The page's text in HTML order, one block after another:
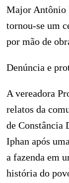
Major Antônio
tornou-se um
por mão de
Denúncia e
A vereadora
relatos da
de Constância
Iphan após
a fazenda em
história do